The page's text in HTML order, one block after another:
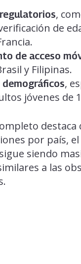
,
de
de acceso
y Filipinas.
,
jóvenes de
destaca
por país,
siendo
a las